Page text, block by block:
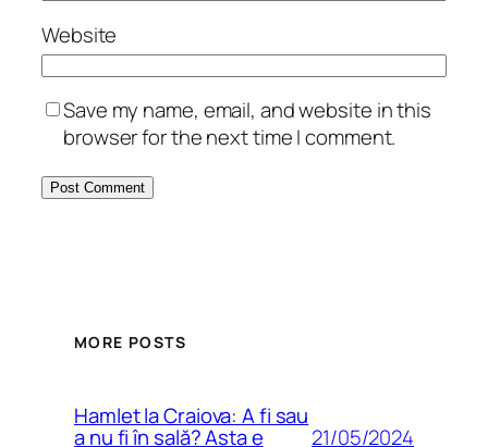
Website
Save my name, email, and website in this
browser for the next time I comment.
MORE POSTS
Hamlet la Craiova: A fi sau
a nu fi în sală? Asta e 21/05/2024